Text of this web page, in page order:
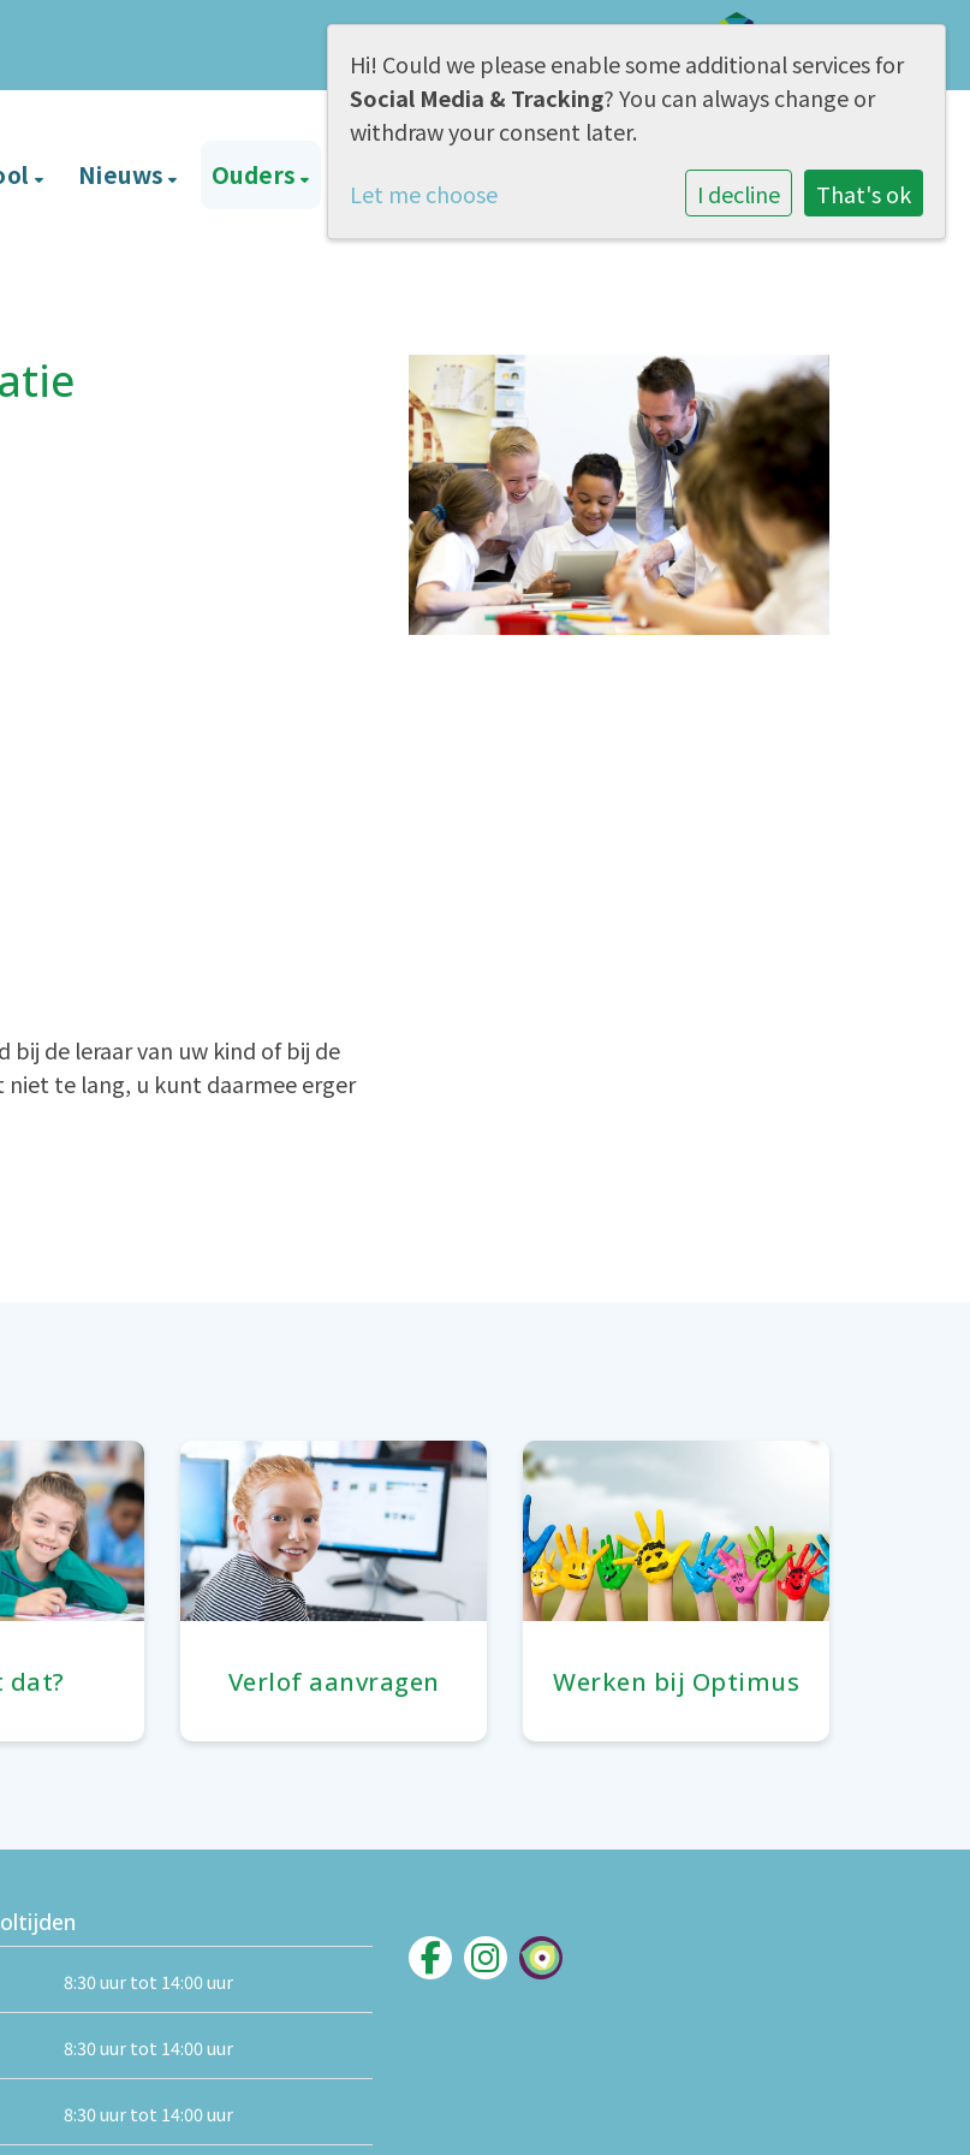
AVG & Privacy
Nieuws Ouders Contact
de leraar van uw kind of bij de
te lang, u kunt daarmee erger
dat? Verlof aanvragen Werken bij Optimus
8:30 uur tot 14:00 uur
8:30 uur tot 14:00 uur
8:30 uur tot 14:00 uur
Hi! Could we please enable some additional services for
Social Media & Tracking? You can always change or
withdraw your consent later.
Let me choose
I decline That's ok